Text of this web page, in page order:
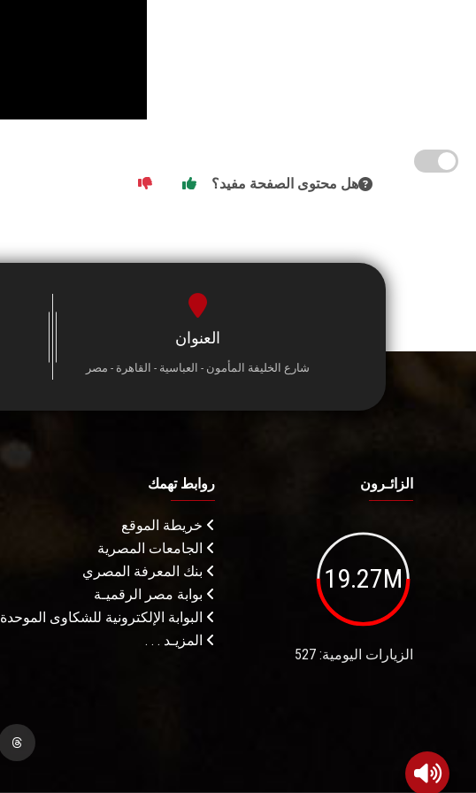
هل محتوى الصفحة مفيد؟
العنوان
شارع الخليفة المأمون - العباسية - القاهرة - مصر
الزائـرون
19.27M
الزيارات اليومية: 527
روابط تهمك
خريطة الموقع
الجامعات المصرية
بنك المعرفة المصري
بوابة مصر الرقميـة
البوابة الإلكترونية للشكاوى الموحدة
المزيـد . . .